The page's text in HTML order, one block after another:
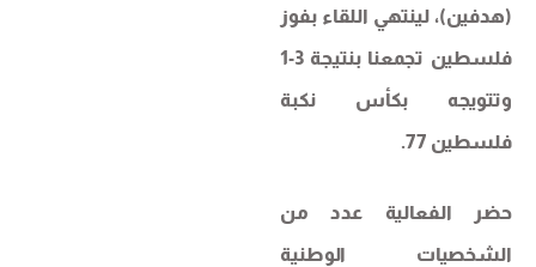
(هدفين)، لينتهي اللقاء بفوز
فلسطين تجمعنا بنتيجة 3-1
وتتويجه بكأس نكبة
فلسطين 77.
حضر الفعالية عدد من
الشخصيات الوطنية